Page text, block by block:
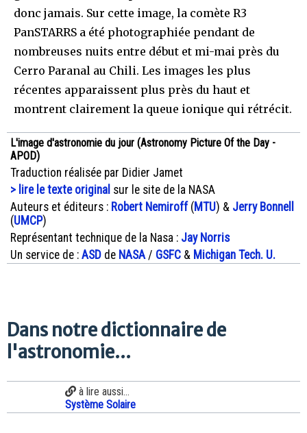
donc jamais. Sur cette image, la comète R3
PanSTARRS a été photographiée pendant de
nombreuses nuits entre début et mi-mai près du
Cerro Paranal au Chili. Les images les plus
récentes apparaissent plus près du haut et
montrent clairement la queue ionique qui rétrécit.
L'image d'astronomie du jour (Astronomy Picture Of the Day -
APOD)
Traduction réalisée par Didier Jamet
> lire le texte original sur le site de la NASA
Auteurs et éditeurs : Robert Nemiroff( MTU) & Jerry Bonnell
(UMCP)
Représentant technique de la Nasa : Jay Norris
Un service de : ASD de NASA/ GSFC & Michigan Tech. U.
Dans notre dictionnaire de
l'astronomie...
à lire aussi...
Système Solaire